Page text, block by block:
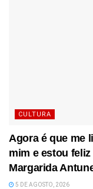
CULTURA
Agora é que me
mim e estou
Margarida
5 DE AGOSTO, 2026